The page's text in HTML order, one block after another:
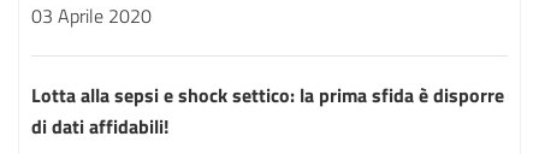
03 Aprile 2020
Lotta alla sepsi e shock settico: la prima sfida è disporre
di dati affidabili!